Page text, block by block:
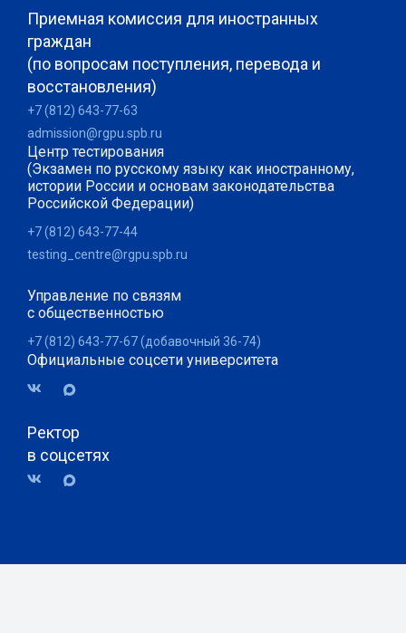
Приемная комиссия для иностранных
граждан
(по вопросам поступления, перевода и
восстановления)
+7 (812) 643-77-63
admission@rgpu.spb.ru
Центр тестирования
(Экзамен по русскому языку как иностранному,
истории России и основам законодательства
Российской Федерации)
+7 (812) 643-77-44
testing_centre@rgpu.spb.ru
Управление по связям
с общественностью
+7 (812) 643-77-67 (добавочный 36-74)
Официальные соцсети университета
Ректор
в соцсетях